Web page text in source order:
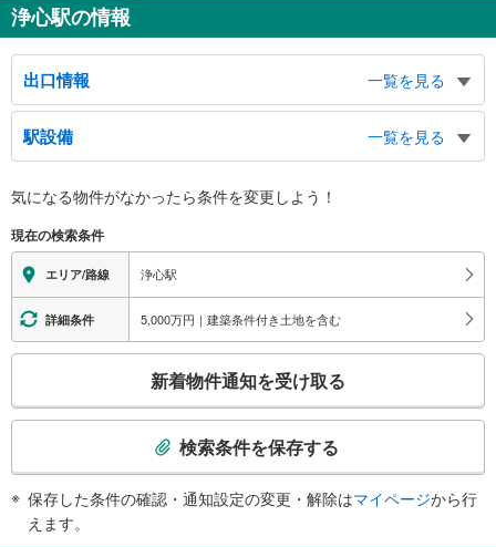
浄心駅の情報
出口情報
一覧を見る
１出口
市バス １番のりば、上名古屋小学校、上名古屋コミュニティセンター、シル
バー人材センター西部支部、上名古屋郵便局、ティア浄心、上名古屋２・３丁
目
２出口
市バス ２・５番のりば、城西小学校、城西コミュニティセンター、西土木事
務所、なごやフレンドリーナウ、浄心郵便局、西区休日急病診療所、城西３・
４丁目
４出口
（利用時間 ６：００～２３：００）、天神山中学校、西図書館、西文化小劇
場、西児童館、西警察署、西区役所、西保健所、西区在宅サービスセンター、
花の木２・３丁目、天神山町
市バス ３・４番のりば、天神山福祉会館、天神山郵便局、花の木２・３丁目
市バス ７・８・９・１０番のりば、交通局浄心営業所、浄心中学校、西陵高
等学校、西生涯学習センター、シティファミリー浄心、名古屋市住宅供給公
社、三菱ＵＦＪ銀行、名古屋銀行、平安会館、浄心１・２丁目、児玉１・２丁
駅設備
一覧を見る
※段差なしでの移動経路
地上⇔改札⇔ホーム：○
エレベータ
・赤池方面ホーム⇔連絡通路
・上小田井方面ホーム⇔連絡通路
・上小田井方面ホーム側の西改札⇔５番出口
・上小田井方面ホーム側の西改札⇔６番出口
・赤池方面ホーム側の東改札⇔１番出口
・赤池方面ホーム側の東改札⇔２番出口
・上小田井方面ホーム側の西改札⇔４番出口（６時～２３時）
・上小田井方面ホーム側の西改札⇔５番出口
・上小田井方面ホーム側の西改札⇔６番出口
トイレ
気になる物件がなかったら条件を変更しよう！
現在の検索条件
エリア/路線 浄心駅
詳細条件 5,000万円｜建築条件付き土地を含む
検
新着物件通知を受け取る
検索条件を保存する
保存した条件の確認・通知設定の変更・解除はマイページから行
えます。